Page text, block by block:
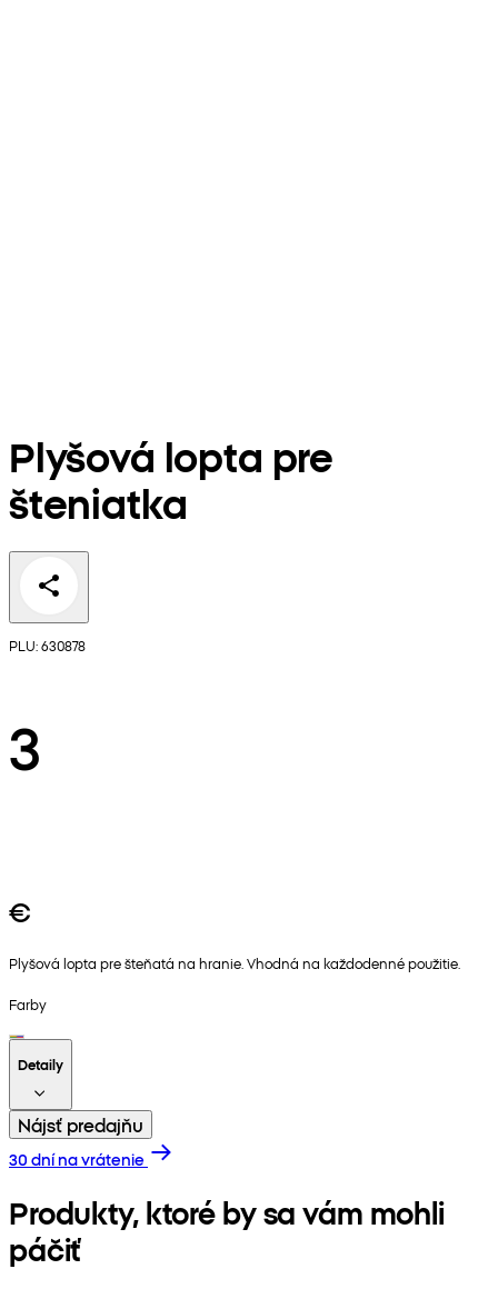
Plyšová lopta pre
šteniatka
PLU: 630878
3
€
Plyšová lopta pre šteňatá na hranie. Vhodná na každodenné použitie.
Farby
Detaily
Nájsť predajňu
30 dní na vrátenie
Produkty, ktoré by sa vám mohli
páčiť